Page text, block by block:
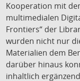
Kooperation mit
multimedialen
Frontiers“ der
wurden nicht nur
Materialien dem
darüber hinaus
inhaltlich